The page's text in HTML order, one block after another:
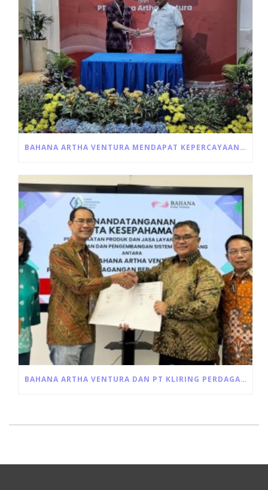
BAHANA ARTHA VENTURA MENDAPAT KEPERCAYAAN UNTUK PENYALURAN LANGSUNG PROGRAM ULTRA MIKRO DARI PEMERINTAH
BAHANA ARTHA VENTURA DAN PT KLIRING PERDAGANGAN BERJANGKA INDONESIA JALIN KERJA SAMA PEMANFAATAN JASA LAYANAN RESI GUDANG